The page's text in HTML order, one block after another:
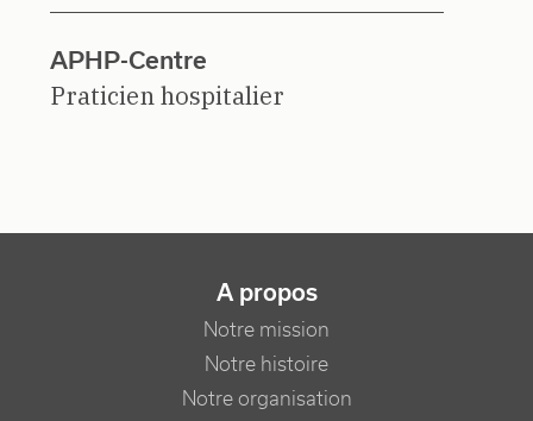
APHP-Centre
Praticien hospitalier
NAVIGATION PRINCIPALE
A propos
Notre mission
Notre histoire
Notre organisation